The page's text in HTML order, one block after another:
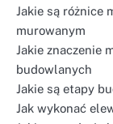
Jakie są różnice
murowanym
Jakie znaczenie
budowlanych
Jakie są etapy
Jak wykonać